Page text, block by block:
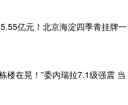
亿元！北京海淀四季青挂牌一
楼在晃！”委内瑞拉7.1级强震 当